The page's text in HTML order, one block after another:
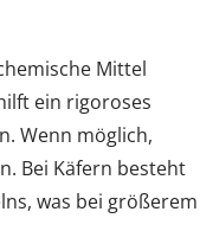
Mittel
ein rigoroses
Wenn möglich,
Bei Käfern besteht
was bei größerem